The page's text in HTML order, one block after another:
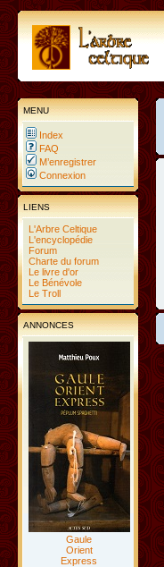
MENU
Index
FAQ
M’enregistrer
Connexion
LIENS
L'Arbre Celtique
L'encyclopédie
Forum
Charte du forum
Le livre d'or
Le Bénévole
Le Troll
ANNONCES
Gaule
Orient
Express